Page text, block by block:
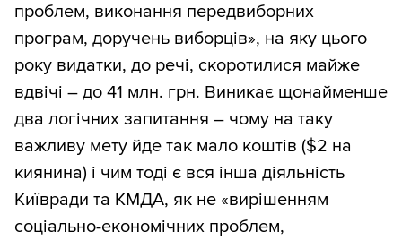
проблем, виконання передвиборних
програм, доручень виборців», на яку цього
року видатки, до речі, скоротилися майже
вдвічі – до 41 млн. грн. Виникає щонайменше
два логічних запитання – чому на таку
важливу мету йде так мало коштів ($2 на
киянина) і чим тоді є вся інша діяльність
Київради та КМДА, як не «вирішенням
соціально-економічних проблем,